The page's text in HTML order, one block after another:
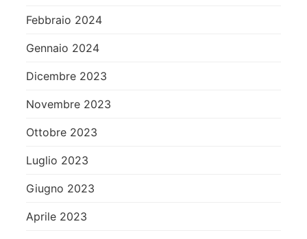
Febbraio 2024
Gennaio 2024
Dicembre 2023
Novembre 2023
Ottobre 2023
Luglio 2023
Giugno 2023
Aprile 2023